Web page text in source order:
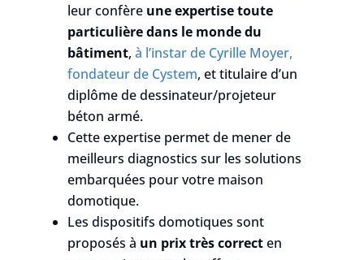
leur confère une expertise toute
particulière dans le monde du
bâtiment, à l’instar de Cyrille Moyer,
fondateur de Cystem, et titulaire d’un
diplôme de dessinateur/projeteur
béton armé.
Cette expertise permet de mener de
meilleurs diagnostics sur les solutions
embarquées pour votre maison
domotique.
Les dispositifs domotiques sont
proposés à un prix très correcten